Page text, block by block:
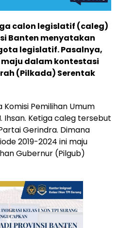
calon legislatif (caleg)
Banten menyatakan
legislatif. Pasalnya,
dalam kontestasi
(Pilkada) Serentak
Pemilihan Umum
Ihsan. Ketiga caleg tersebut
Gerindra. Dimana
2019-2024 ini maju
Gubernur (Pilgub)